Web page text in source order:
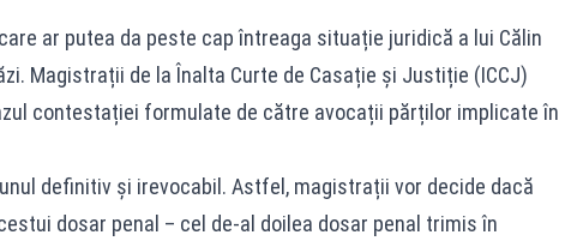
ar putea da peste cap întreaga situație juridică a lui Călin
Magistrații de la Înalta Curte de Casație și Justiție (ICCJ)
contestației formulate de către avocații părților implicate în
definitiv și irevocabil. Astfel, magistrații vor decide dacă
dosar penal – cel de-al doilea dosar penal trimis în